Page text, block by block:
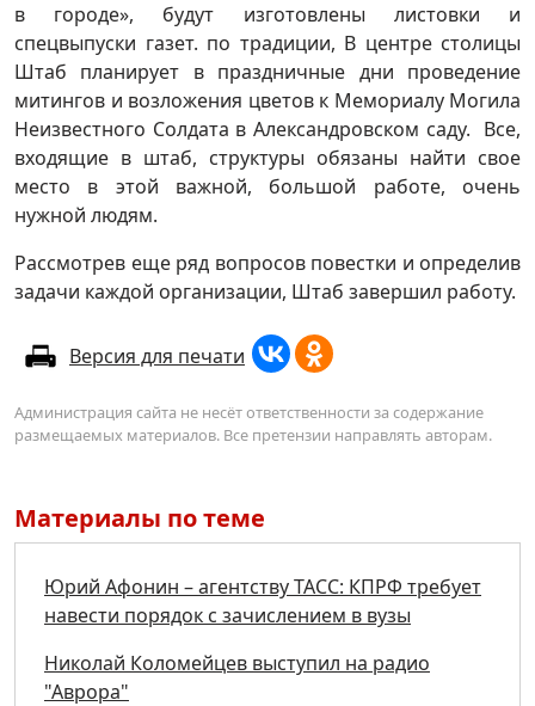
в городе», будут изготовлены листовки и
спецвыпуски газет. по традиции, В центре столицы
Штаб планирует в праздничные дни проведение
митингов и возложения цветов к Мемориалу Могила
Неизвестного Солдата в Александровском саду. Все,
входящие в штаб, структуры обязаны найти свое
место в этой важной, большой работе, очень
нужной людям.
Рассмотрев еще ряд вопросов повестки и определив
задачи каждой организации, Штаб завершил работу.
Версия для печати
Администрация сайта не несёт ответственности за содержание
размещаемых материалов. Все претензии направлять авторам.
Материалы по теме
Юрий Афонин – агентству ТАСС: КПРФ требует
навести порядок с зачислением в вузы
Николай Коломейцев выступил на радио
"Аврора"